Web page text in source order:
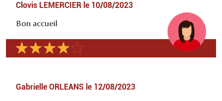
Clovis LEMERCIER le 10/08/2023
Bon accueil
Gabrielle ORLEANS le 12/08/2023